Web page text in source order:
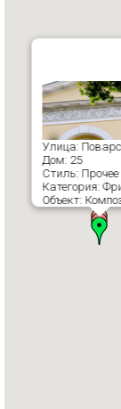
Улица:
Дом: 25
Стиль: Прочее
Категория:
Объект: